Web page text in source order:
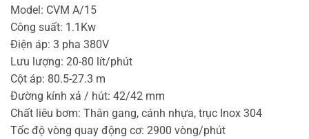
Model: CVM A/15
Công suất: 1.1Kw
Điện áp: 3 pha 380V
Lưu lượng: 20-80 lít/phút
Cột áp: 80.5-27.3 m
Đường kính xả / hút: 42/42 mm
Chất liêu bơm: Thân gang, cánh nhựa, trục Inox 304
Tốc độ vòng quay động cơ: 2900 vòng/phút